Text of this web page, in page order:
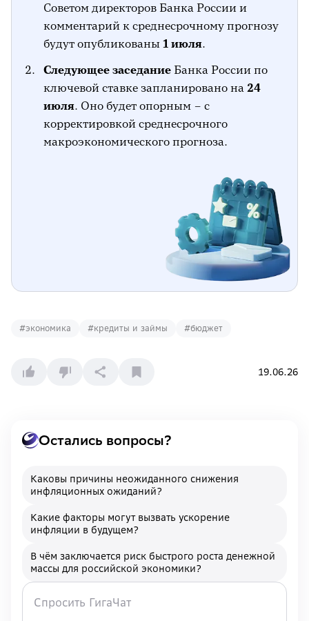
Советом директоров Банка России и
комментарий к среднесрочному прогнозу
будут опубликованы 1 июля.
Следующее заседание Банка России по
ключевой ставке запланировано на 24
июля. Оно будет опорным – с
корректировкой среднесрочного
макроэкономического прогноза.
#экономика #кредиты и займы #бюджет
19.06.26
Остались вопросы?
Каковы причины неожиданного снижения
инфляционных ожиданий?
Какие факторы могут вызвать ускорение
инфляции в будущем?
В чём заключается риск быстрого роста денежной
массы для российской экономики?